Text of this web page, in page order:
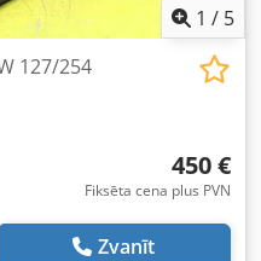
un transportēšanu
1 / 5
127/254
450 €
Fiksēta cena plus PVN
Zvanīt